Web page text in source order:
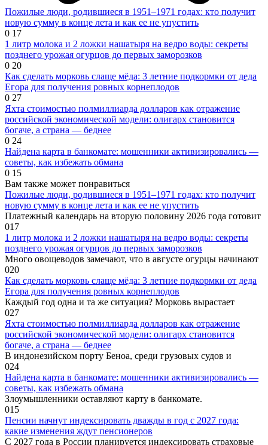
Пожилые люди, родившиеся в 1951–1971 годах: кто получит
новую сумму в конце лета и как ее не упустить
0 17
1 литр молока и 2 ложки нашатыря на ведро воды: секреты
позднего урожая огурцов до первых заморозков
0 20
Как сделать морковь слаще мёда: 3 летние подкормки от деда
Егора для получения ровных корнеплодов
0 27
Яхта стоимостью полмиллиарда долларов как отражение
российской экономической модели: олигарх становится
богаче, а страна — беднее
0 24
Найдена карта в банкомате: мошенники активизировались —
советы, как избежать обмана
0 15
Вам также может понравиться
Пожилые люди, родившиеся в 1951–1971 годах: кто получит
новую сумму в конце лета и как ее не упустить
Платежный календарь на вторую половину 2026 года готовит
017
1 литр молока и 2 ложки нашатыря на ведро воды: секреты
позднего урожая огурцов до первых заморозков
Много овощеводов замечают, что в августе огурцы начинают
020
Как сделать морковь слаще мёда: 3 летние подкормки от деда
Егора для получения ровных корнеплодов
Каждый год одна и та же ситуация? Морковь вырастает
027
Яхта стоимостью полмиллиарда долларов как отражение
российской экономической модели: олигарх становится
богаче, а страна — беднее
В индонезийском порту Беноа, среди грузовых судов и
024
Найдена карта в банкомате: мошенники активизировались —
советы, как избежать обмана
Злоумышленники оставляют карту в банкомате.
015
Пенсии начнут индексировать дважды в год с 2027 года:
какие изменения ждут пенсионеров
С 2027 года в России планируется индексировать страховые